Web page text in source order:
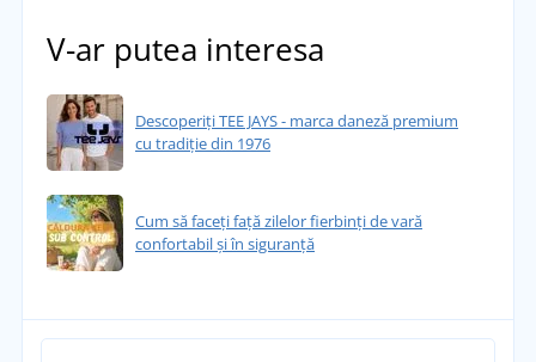
V-ar putea interesa
Descoperiți TEE JAYS - marca daneză premium
cu tradiție din 1976
Cum să faceți față zilelor fierbinți de vară
confortabil și în siguranță